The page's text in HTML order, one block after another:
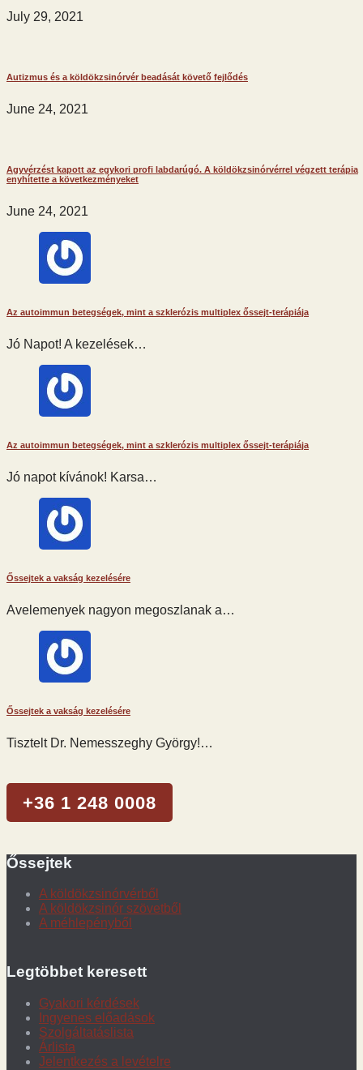
July 29, 2021
Autizmus és a köldökzsinórvér beadását követő fejlődés
June 24, 2021
Agyvérzést kapott az egykori profi labdarúgó. A köldökzsinórvérrel végzett terápia
enyhítette a következményeket
June 24, 2021
Az autoimmun betegségek, mint a szklerózis multiplex őssejt-terápiája
Jó Napot! A kezelések…
Az autoimmun betegségek, mint a szklerózis multiplex őssejt-terápiája
Jó napot kívánok! Karsa…
Őssejtek a vakság kezelésére
Avelemenyek nagyon megoszlanak a…
Őssejtek a vakság kezelésére
Tisztelt Dr. Nemesszeghy György!…
+36 1 248 0008
Őssejtek
A köldökzsinórvérből
A köldökzsinór szövetből
A méhlepényből
Legtöbbet keresett
Gyakori kérdések
Ingyenes előadások
Szolgáltatáslista
Árlista
Jelentkezés a levételre